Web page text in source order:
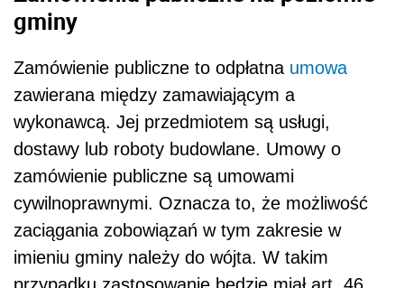
gminy
Zamówienie publiczne to odpłatna umowa
zawierana między zamawiającym a
wykonawcą. Jej przedmiotem są usługi,
dostawy lub roboty budowlane. Umowy o
zamówienie publiczne są umowami
cywilnoprawnymi. Oznacza to, że możliwość
zaciągania zobowiązań w tym zakresie w
imieniu gminy należy do wójta. W takim